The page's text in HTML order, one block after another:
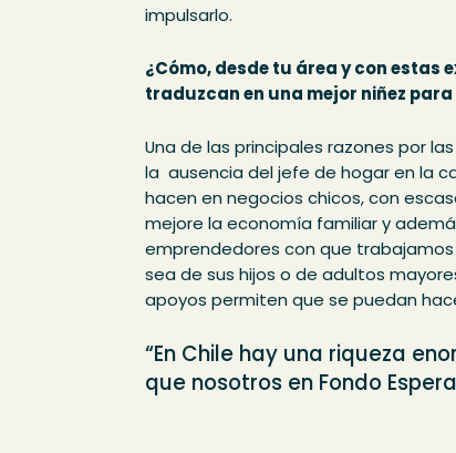
impulsarlo.
¿Cómo, desde tu área y con estas
traduzcan en una mejor niñez para
Una de las principales razones por
la ausencia del jefe de hogar en la
hacen en negocios chicos, con
mejore la economía familiar y
emprendedores con que
sea de sus hijos o de adultos
apoyos permiten que se puedan
“En Chile hay una riqueza
que nosotros en Fondo